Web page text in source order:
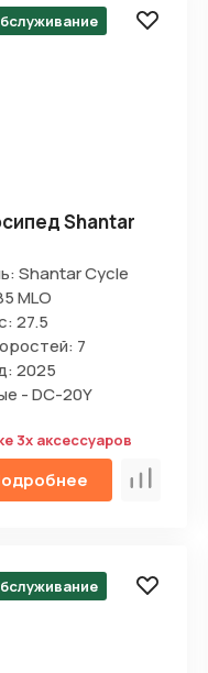
Shantar
Shantar Cycle
MLO
27.5
7
2025
- DC-20Y
3х аксессуаров
Сравнить